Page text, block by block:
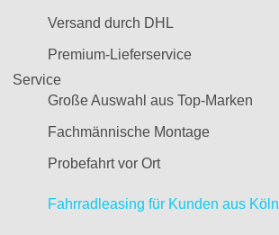
Versand durch DHL
Premium-Lieferservice
Service
Große Auswahl aus Top-Marken
Fachmännische Montage
Probefahrt vor Ort
Fahrradleasing für Kunden aus Köln